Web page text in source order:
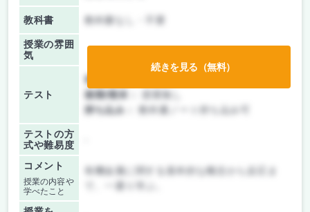
教科書 教科書なし・不要
授業の雰囲
気
テスト
前期/中間：
後期/期末：
授業無し
持ち込み：
教科書ノート持ち込み可
テストの方
式や難易度
コメント
授業の内容や
学べたこと
有機金属に関する基本的な概念から反応ま
続きを見る（無料）